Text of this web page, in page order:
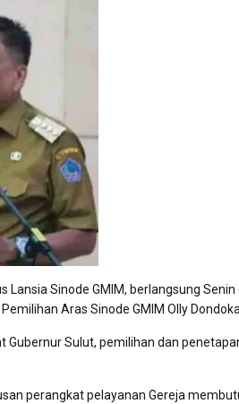
Lansia Sinode GMIM, berlangsung
Aras Sinode GMIM Olly
Gubernur Sulut, pemilihan dan
perangkat pelayanan Gereja